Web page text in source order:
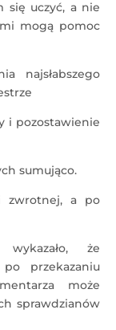
się uczyć, a nie
mogą pomoc
najsłabszego
i pozostawienie
sumująco.
zwrotnej, a po
wykazało, że
przekazaniu
może
sprawdzianów